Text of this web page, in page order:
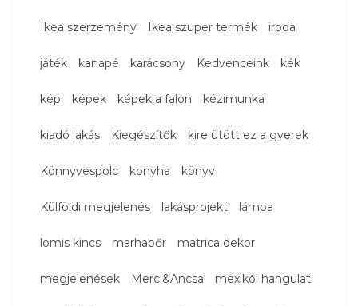
Ikea szerzemény Ikea szuper termék iroda
játék kanapé karácsony Kedvenceink kék
kép képek képek a falon kézimunka
kiadó lakás Kiegészítők kire ütött ez a gyerek
Könnyvespolc konyha könyv
Külföldi megjelenés lakásprojekt lámpa
lomis kincs marhabőr matrica dekor
megjelenések Merci&Ancsa mexikói hangulat